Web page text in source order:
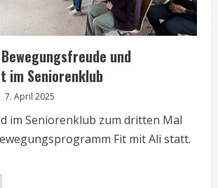
und
im Seniorenklub
7. April 2025
im Seniorenklub zum dritten Mal
Fit mit Ali statt.